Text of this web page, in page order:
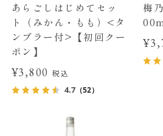
あらごしはじめてセッ
ト（みかん・もも）<タ
ンブラー付>【初回クー
ポン】
¥3,800税込
4.7（52）
梅